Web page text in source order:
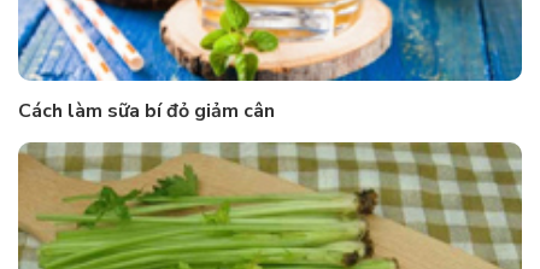
Cách làm sữa bí đỏ giảm cân